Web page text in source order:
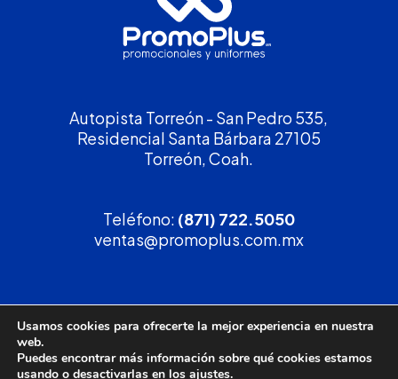
Autopista Torreón - San Pedro 535,
Residencial Santa Bárbara 27105
Torreón, Coah.
Teléfono: (871) 722.5050
ventas@promoplus.com.mx
¡Solicita tucotización!
(800) 90 PROMO
Usamos cookies para ofrecerte la mejor experiencia en nuestra
web.
Puedes encontrar más información sobre qué cookies estamos
usando o desactivarlas en los ajustes.